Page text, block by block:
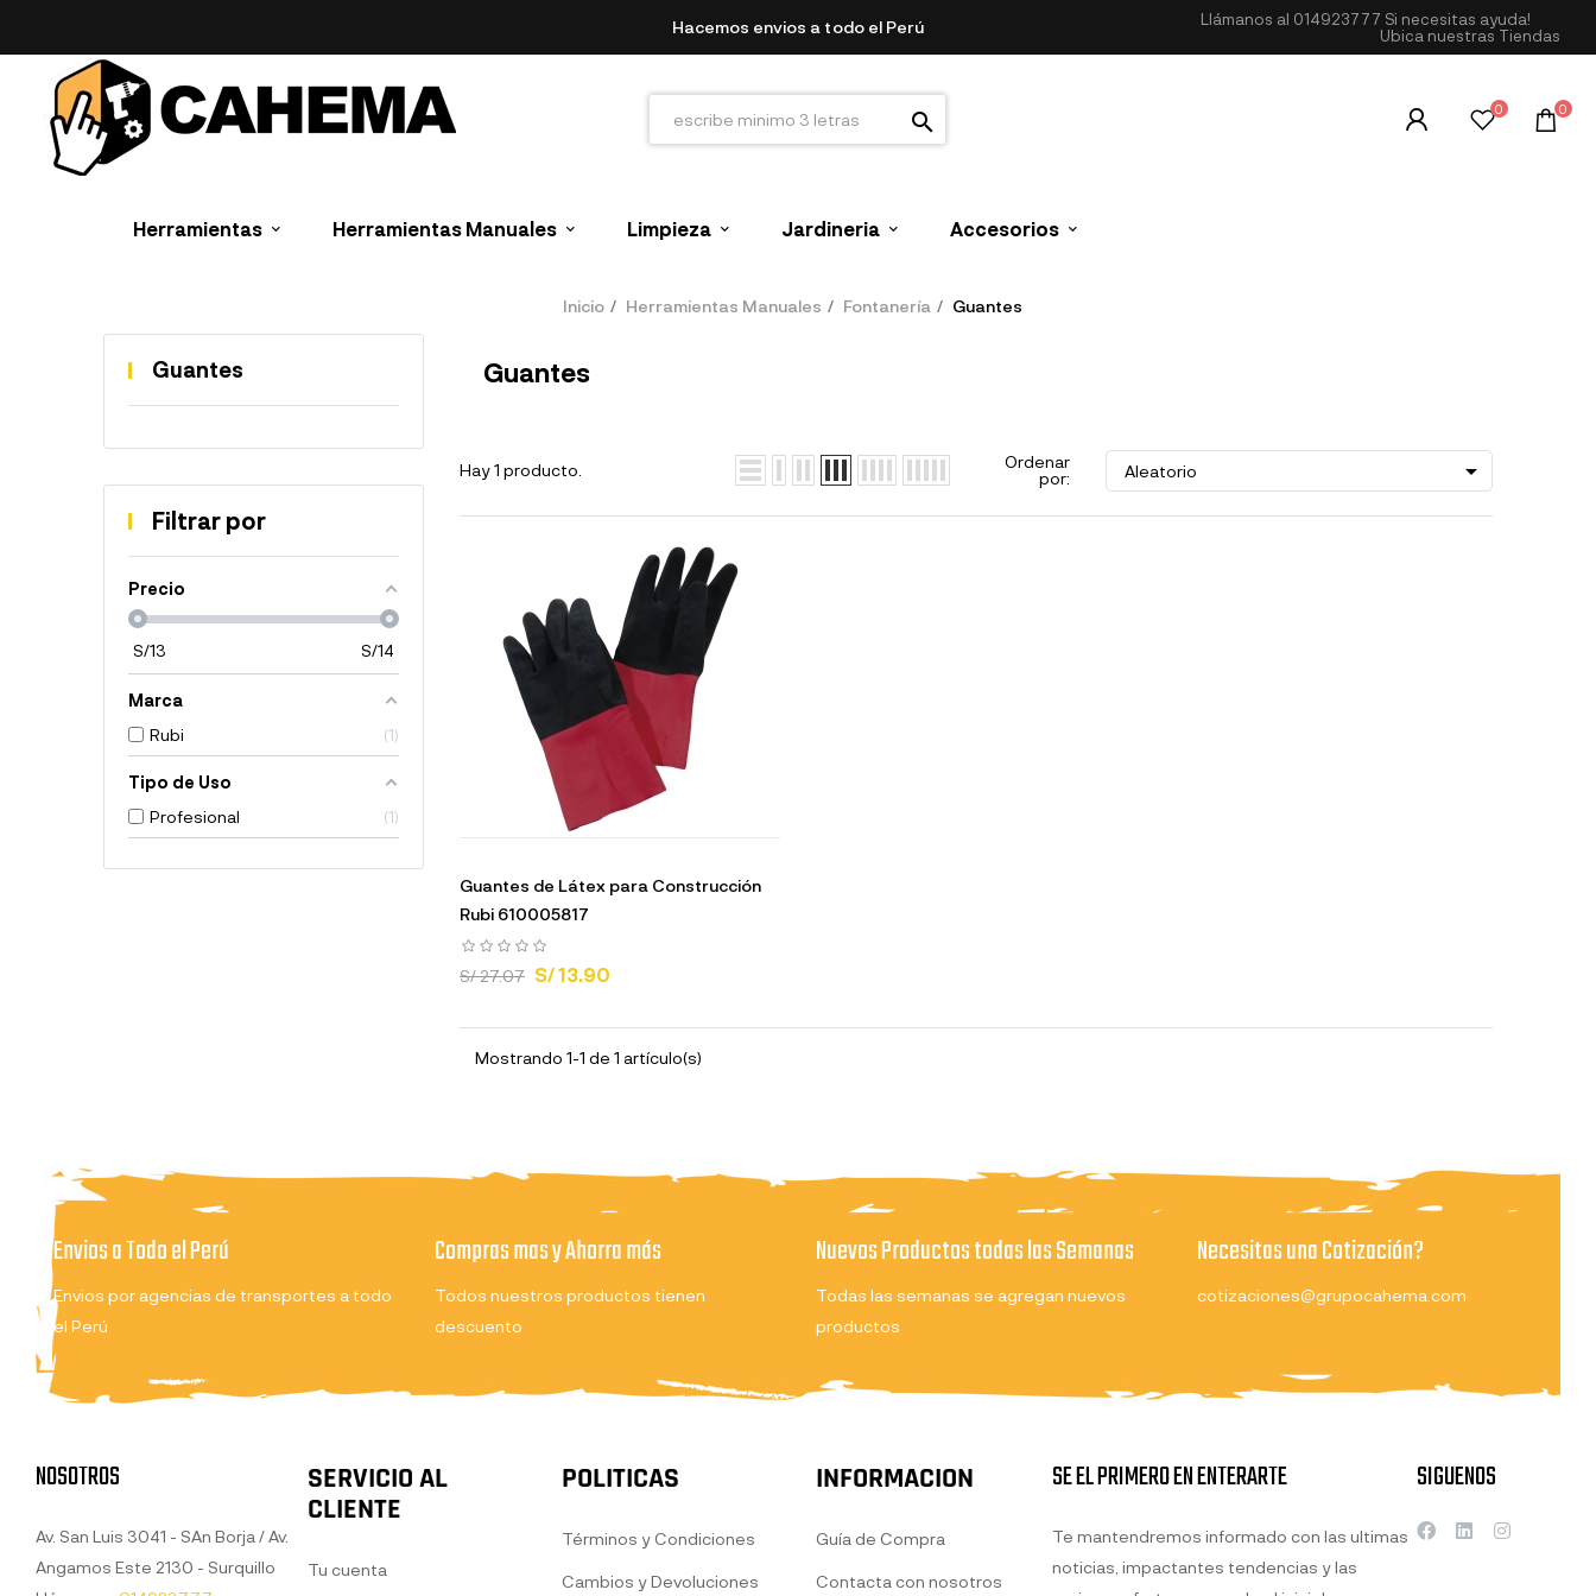
Hacemos envios a todo el Perú Llámanos al 014923777 Si necesitas ayuda!
Ubica nuestras Tiendas
search 0 0
Herramientas Herramientas Manuales Limpieza Jardineria Accesorios
Inicio Herramientas Manuales Fontanería Guantes
Guantes
Filtrar por
Precio
S/13 S/14
Marca
Rubi
1
Tipo de Uso
Profesional
1
Guantes
Hay 1 producto.
Ordenar
por:
Aleatorio 
Guantes de Látex para Construcción
Rubi 610005817
S/ 27.07 S/ 13.90
Mostrando 1-1 de 1 artículo(s)
Envios a Todo el Perú
Envios por agencias de transportes a todo
el Perú
Compras mas y Ahorra más
Todos nuestros productos tienen
descuento
Nuevos Productos todas las Semanas
Todas las semanas se agregan nuevos
productos
Necesitas una Cotización?
cotizaciones@grupocahema.com
NOSOTROS
Av. San Luis 3041 - SAn Borja / Av.
Angamos Este 2130 - Surquillo
SERVICIO AL
CLIENTE
Tu cuenta
POLITICAS
Términos y Condiciones
Cambios y Devoluciones
INFORMACION
Guía de Compra
Contacta con nosotros
SE EL PRIMERO EN ENTERARTE
Te mantendremos informado con las ultimas
noticias, impactantes tendencias y las
SIGUENOS